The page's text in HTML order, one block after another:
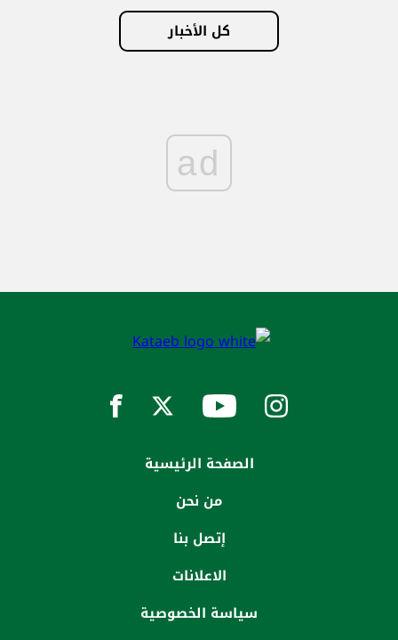
كل الأخبار
ad
الصفحة الرئيسية
من نحن
إتصل بنا
الاعلانات
سياسة الخصوصية